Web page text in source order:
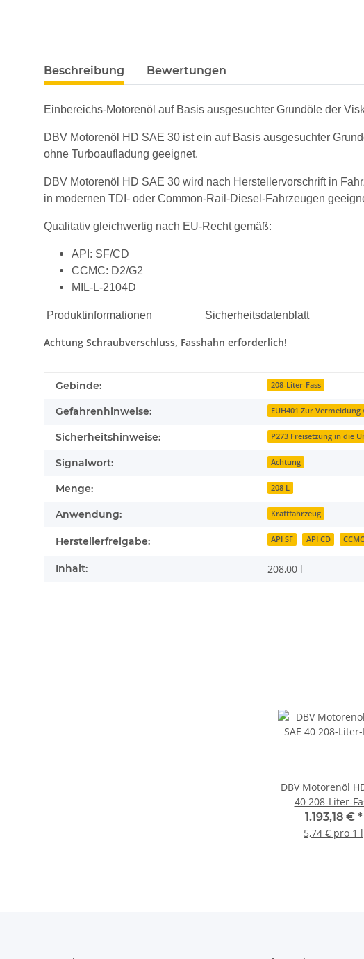
weitere Registerkarten anzeigen
Beschreibung Bewertungen
Einbereichs-Motorenöl auf Basis ausgesuchter Grundöle der
DBV Motorenöl HD SAE 30 ist ein auf Basis ausgesuchter
ohne Turboaufladung geeignet.
DBV Motorenöl HD SAE 30 wird nach Herstellervorschrift in
in modernen TDI- oder Common-Rail-Diesel-Fahrzeugen
Qualitativ gleichwertig nach EU-Recht gemäß:
API: SF/CD
CCMC: D2/G2
MIL-L-2104D
Produktinformationen Sicherheitsdatenblatt
Achtung Schraubverschluss, Fasshahn erforderlich!
Produkteigenschaft
Wert
Gebinde: 208-Liter-Fass
Gefahrenhinweise: EUH401 Zur
Sicherheitshinweise: P273 Freisetzung in die
Signalwort: Achtung
Menge: 208 L
Anwendung: Kraftfahrzeug
Herstellerfreigabe: API SF API CD
Inhalt: 208,00 l
DBV Motorenöl
40 208-Liter-
1.193,18 € *
5,74 € pro 1 l